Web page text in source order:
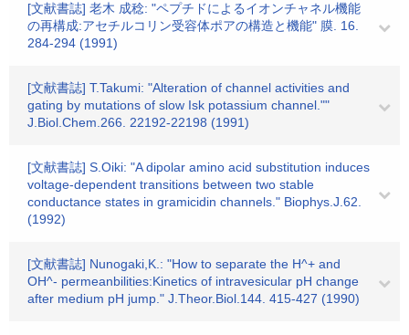
[文献書誌] 老木 成稔: "ペプチドによるイオンチャネル機能
の再構成:アセチルコリン受容体ポアの構造と機能" 膜. 16.
284-294 (1991)
[文献書誌] T.Takumi: "Alteration of channel activities and
gating by mutations of slow Isk potassium channel.""
J.Biol.Chem.266. 22192-22198 (1991)
[文献書誌] S.Oiki: "A dipolar amino acid substitution induces
voltage-dependent transitions between two stable
conductance states in gramicidin channels." Biophys.J.62.
(1992)
[文献書誌] Nunogaki,K.: "How to separate the H^+ and
OH^- permeanbilities:Kinetics of intravesicular pH change
after medium pH jump." J.Theor.Biol.144. 415-427 (1990)